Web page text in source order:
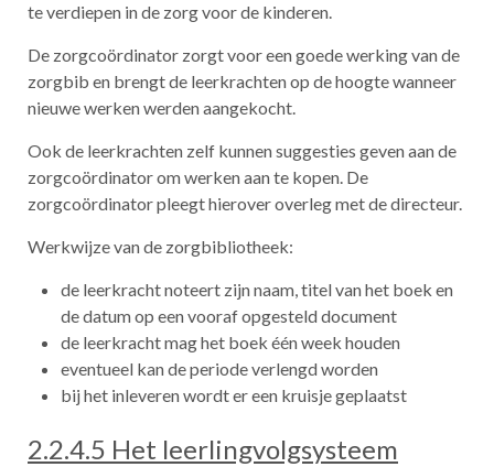
te verdiepen in de zorg voor de kinderen.
De zorgcoördinator zorgt voor een goede werking van de
zorgbib en brengt de leerkrachten op de hoogte wanneer
nieuwe werken werden aangekocht.
Ook de leerkrachten zelf kunnen suggesties geven aan de
zorgcoördinator om werken aan te kopen. De
zorgcoördinator pleegt hierover overleg met de directeur.
Werkwijze van de zorgbibliotheek:
de leerkracht noteert zijn naam, titel van het boek en
de datum op een vooraf opgesteld document
de leerkracht mag het boek één week houden
eventueel kan de periode verlengd worden
bij het inleveren wordt er een kruisje geplaatst
2.2.4.5 Het leerlingvolgsysteem